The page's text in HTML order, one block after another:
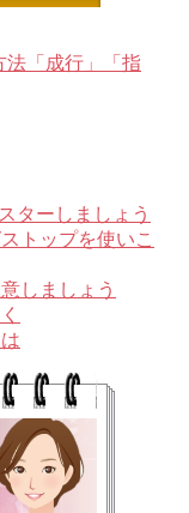
「成行」「指
ターしましょう
トップを使いこ
しましょう